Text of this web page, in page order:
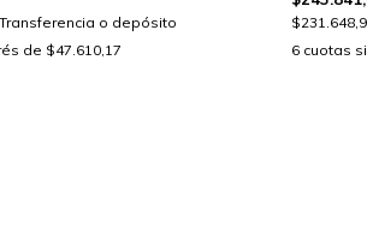
o depósito
de $47.610,17
6 cuotas